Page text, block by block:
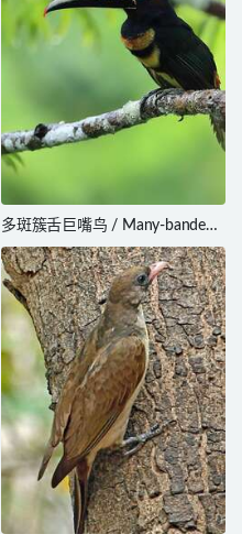
多斑簇舌巨嘴鸟 / Many-banded
Aracari / Pteroglossus pluricinctus